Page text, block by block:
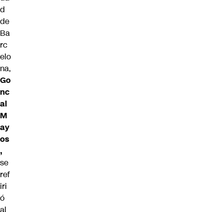
d
de
Ba
rc
elo
na,
Go
nc
al
M
ay
os
,
se
ref
iri
ó
al